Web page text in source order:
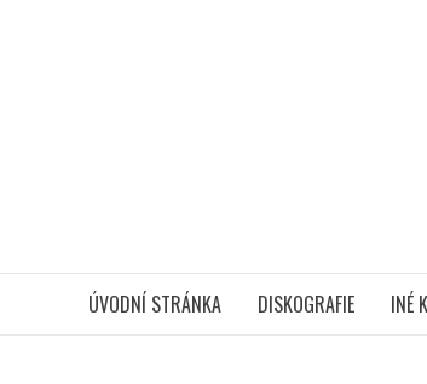
ÚVODNÍ STRÁNKA DISKOGRAFIE INÉ